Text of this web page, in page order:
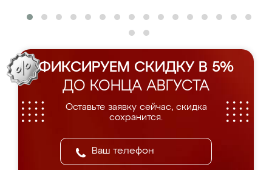
ФИКСИРУЕМ СКИДКУ В 5%
ДО КОНЦА АВГУСТА
Оставьте заявку сейчас, скидка
сохранится.